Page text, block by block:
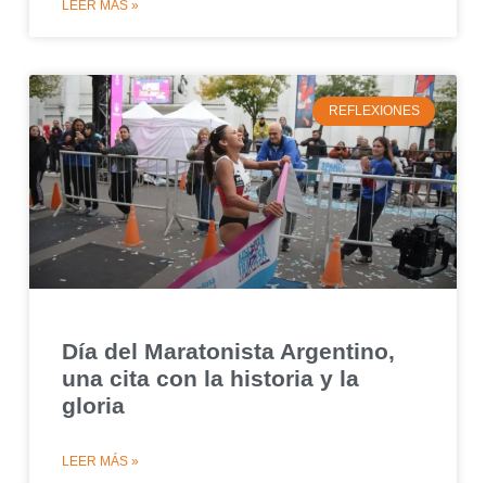
LEER MÁS »
REFLEXIONES
Día del Maratonista Argentino,
una cita con la historia y la
gloria
LEER MÁS »